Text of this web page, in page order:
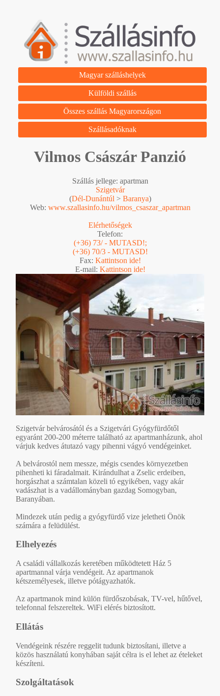
Magyar szálláshelyek
Külföldi szállás
Összes szállás Magyarországon
Szállásadóknak
Vilmos Császár Panzió
Szállás jellege: apartman
Szigetvár
(Dél-Dunántúl > Baranya)
Web: www.szallasinfo.hu/vilmos_csaszar_apartman
Elérhetőségek
Telefon:
(+36) 73/ - MUTASD!;
(+36) 70/3 - MUTASD!
Fax: Kattintson ide!
E-mail: Kattintson ide!
Szigetvár belvárosától és a Szigetvári Gyógyfürdőtől
egyaránt 200-200 méterre található az apartmanházunk, ahol
várjuk kedves átutazó vagy pihenni vágyó vendégeinket.
A belvárostól nem messze, mégis csendes környezetben
pihenheti ki fáradalmait. Kirándulhat a Zselic erdeiben,
horgászhat a számtalan közeli tó egyikében, vagy akár
vadászhat is a vadállományban gazdag Somogyban,
Baranyában.
Mindezek után pedig a gyógyfürdő vize jeletheti Önök
számára a felüdülést.
Elhelyezés
A családi vállalkozás keretében működtetett Ház 5
apartmannal várja vendégeit. Az apartmanok
kétszemélyesek, illetve pótágyazhatók.
Az apartmanok mind külön fürdőszobásak, TV-vel, hűtővel,
telefonnal felszereltek. WiFi elérés biztosított.
Ellátás
Vendégeink részére reggelit tudunk biztosítani, illetve a
közös használatú konyhában saját célra is el lehet az ételeket
készíteni.
Szolgáltatások